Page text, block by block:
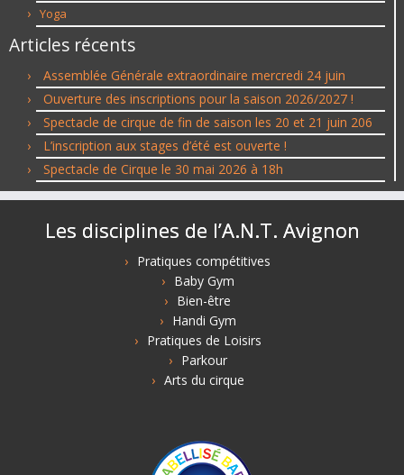
Yoga
Articles récents
Assemblée Générale extraordinaire mercredi 24 juin
Ouverture des inscriptions pour la saison 2026/2027 !
Spectacle de cirque de fin de saison les 20 et 21 juin 206
L’inscription aux stages d’été est ouverte !
Spectacle de Cirque le 30 mai 2026 à 18h
Les disciplines de l’A.N.T. Avignon
Pratiques compétitives
Baby Gym
Bien-être
Handi Gym
Pratiques de Loisirs
Parkour
Arts du cirque